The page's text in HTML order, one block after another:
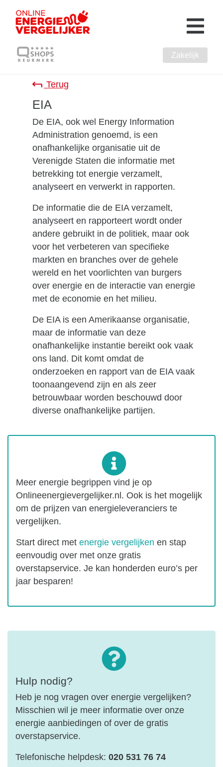
Zakelijk
EIA
Terug
De EIA, ook wel Energy Information
Administration genoemd, is een
onafhankelijke organisatie uit de
Verenigde Staten die informatie met
betrekking tot energie verzamelt,
analyseert en verwerkt in rapporten.
De informatie die de EIA verzamelt,
analyseert en rapporteert wordt onder
andere gebruikt in de politiek, maar ook
voor het verbeteren van specifieke
markten en branches over de gehele
wereld en het voorlichten van burgers
over energie en de interactie van energie
met de economie en het milieu.
De EIA is een Amerikaanse organisatie,
maar de informatie van deze
onafhankelijke instantie bereikt ook vaak
ons land. Dit komt omdat de
onderzoeken en rapport van de EIA vaak
toonaangevend zijn en als zeer
betrouwbaar worden beschouwd door
diverse onafhankelijke partijen.
Meer energie begrippen vind je op
Onlineenergievergelijker.nl. Ook is het mogelijk
om de prijzen van energieleveranciers te
vergelijken.
Start direct met energie vergelijken en stap
eenvoudig over met onze gratis
overstapservice. Je kan honderden euro’s per
jaar besparen!
Hulp nodig?
Heb je nog vragen over energie vergelijken?
Misschien wil je meer informatie over onze
energie aanbiedingen of over de gratis
overstapservice.
Telefonische helpdesk: 020 531 76 74